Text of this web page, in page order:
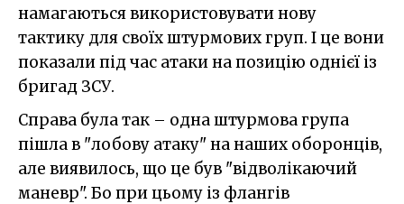
намагаються використовувати нову
тактику для своїх штурмових груп. І це вони
показали під час атаки на позицію однієї із
бригад ЗСУ.
Справа була так – одна штурмова група
пішла в "лобову атаку" на наших оборонців,
але виявилось, що це був "відволікаючий
маневр". Бо при цьому із флангів